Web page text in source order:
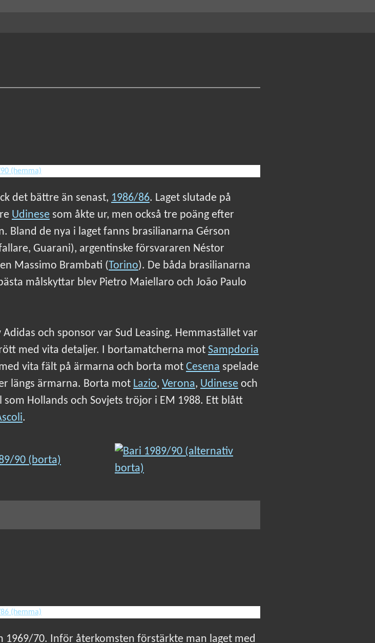
det bättre än senast, 1986/86. Laget slutade på
Udinese som åkte ur, men också tre poäng efter
Bland de nya i laget fanns brasilianarna Gérson
Guarani), argentinske försvararen Néstor
Massimo Brambati (Torino). De båda brasilianarna
målskyttar blev Pietro Maiellaro och João Paulo
och sponsor var Sud Leasing. Hemmastället var
med vita detaljer. I bortamatcherna mot Sampdoria
vita fält på ärmarna och borta mot Cesena spelade
längs ärmarna. Borta mot Lazio, Verona, Udinese och
Hollands och Sovjets tröjor i EM 1988. Ett blått
.
1969/70. Inför återkomsten förstärkte man laget med